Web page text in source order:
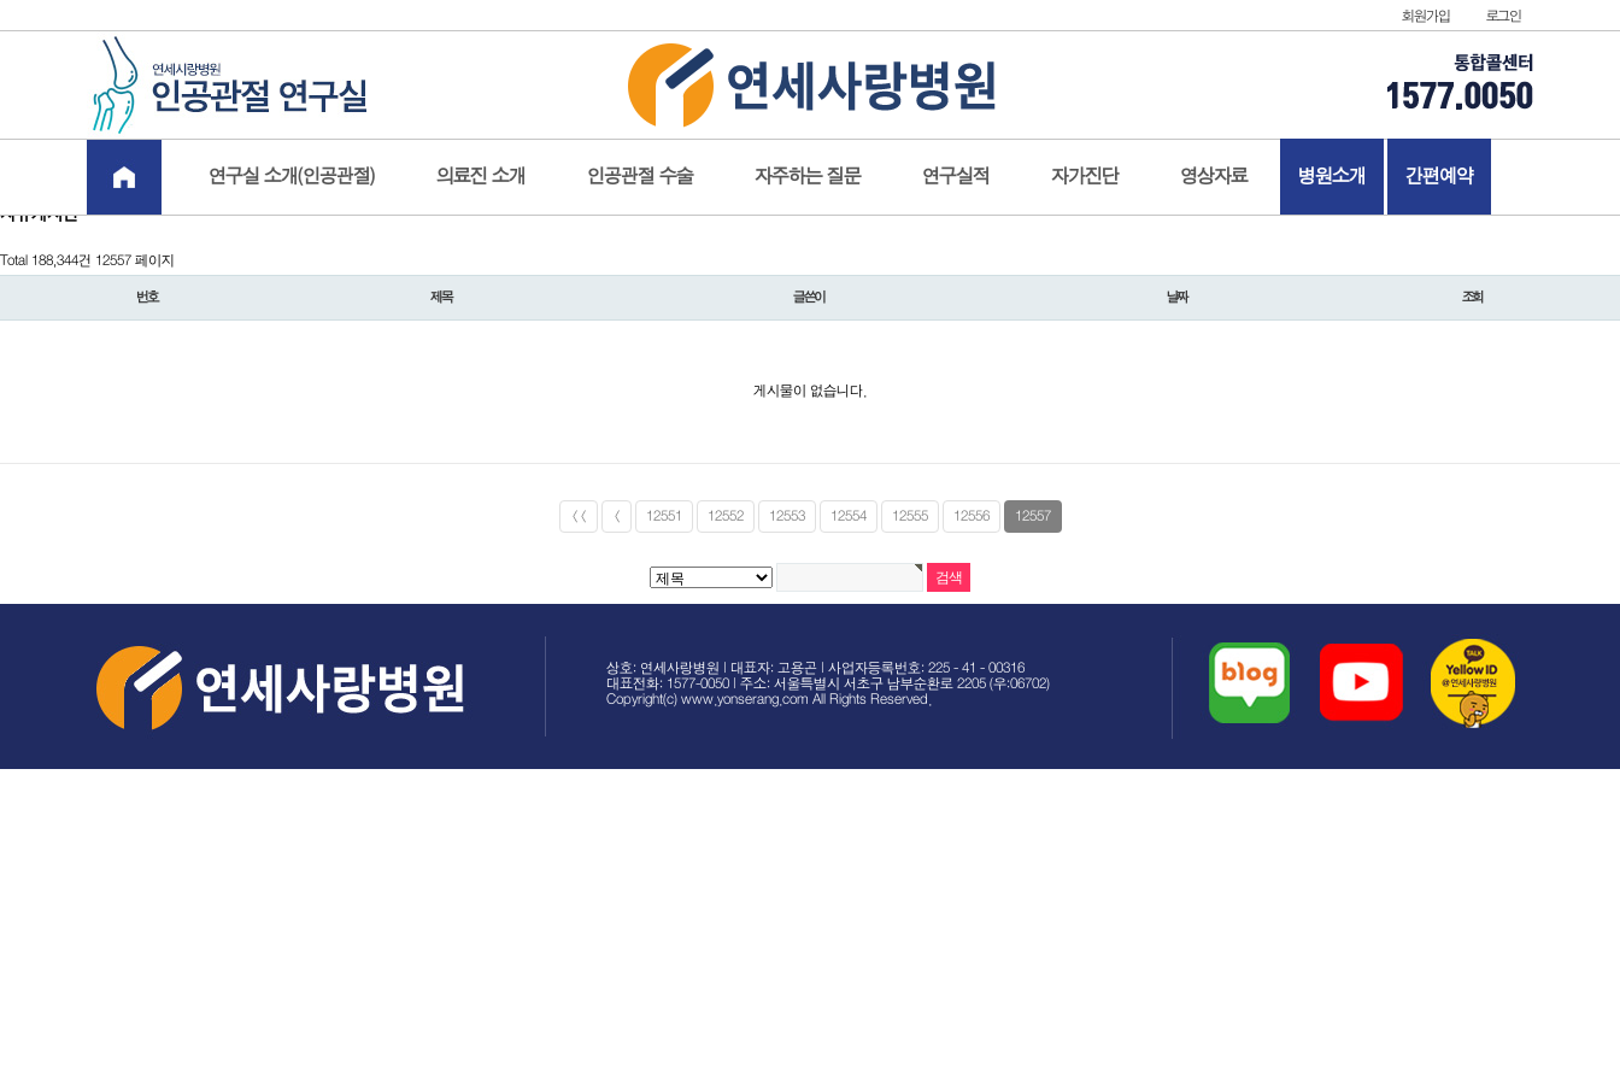
회원가입 로그인
연구실 소개(인공관절) 의료진 소개 인공관절 수술 자주하는 질문 연구실적 자가진단 영상자료 병원소개 간편예약
자유게시판
Total 188,344건 12557 페이지
번호 제목 글쓴이 날짜 조회
게시물이 없습니다.
<< < 12551 12552 12553 12554 12555 12556 12557
상호: 연세사랑병원 | 대표자: 고용곤 | 사업자등록번호: 225 - 41 - 00316
대표전화: 1577-0050 | 주소: 서울특별시 서초구 남부순환로 2205 (우:06702)
Copyright(c) www.yonserang.com All Rights Reserved.